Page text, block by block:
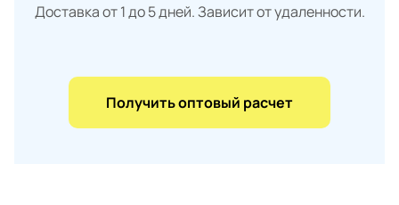
Доставка от 1 до 5 дней. Зависит от удаленности.
Получить оптовый расчет